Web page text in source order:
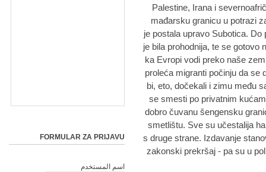
Palestine, Irana i
mađarsku granicu u potrazi
je postala upravo Subotica. Do
je bila prohodnija, te se gotovo
ka Evropi vodi preko naše
proleća migranti počinju da se
bi, eto, dočekali i zimu među
se smesti po privatnim
dobro čuvanu šengensku
smetlištu. Sve su učestalija
s druge strane. Izdavanje
zakonski prekršaj - pa su u
FORMULAR ZA PRIJAVU
اسم المستخدم